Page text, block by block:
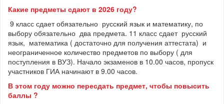
Какие предметы сдают в 2026 году?
9 класс сдает обязательно русский язык и математику, по
выбору обязательно два предмета. 11 класс сдает русский
язык, математика ( достаточно для получения аттестата) и
неограниченное количество предметов по выбору ( для
поступления в ВУЗ). Начало экзаменов в 10.00 часов, пропуск
участников ГИА начинают в 9.00 часов.
В этом году можно пересдать предмет, чтобы повысить
баллы ?